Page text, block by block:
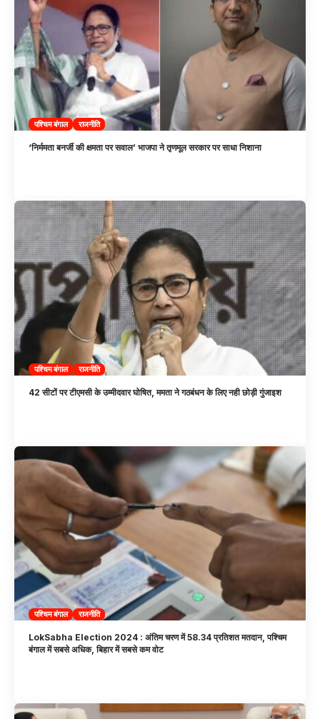
पश्चिम बंगाल राजनीति
‘निर्ममता बनर्जी की क्षमता पर सवाल’ भाजपा ने तृणमूल सरकार पर साधा निशाना
पश्चिम बंगाल राजनीति
42 सीटों पर टीएमसी के उम्मीदवार घोषित, ममता ने गठबंधन के लिए नही छोड़ी गुंजाइश
पश्चिम बंगाल राजनीति
LokSabha Election 2024 : अंतिम चरण में 58.34 प्रतिशत मतदान, पश्चिम
बंगाल में सबसे अधिक, बिहार में सबसे कम वोट